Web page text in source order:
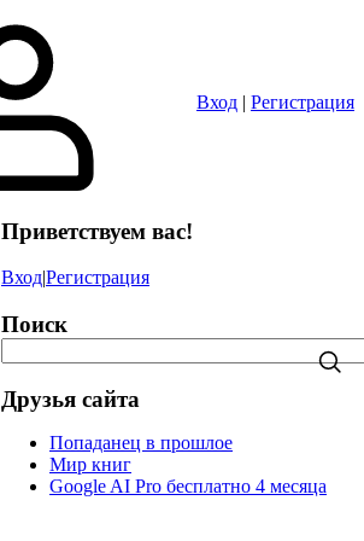
Вход | Регистрация
Приветствуем вас!
Вход|Регистрация
Поиск
Друзья сайта
Попаданец в прошлое
Мир книг
Google AI Pro бесплатно 4 месяца